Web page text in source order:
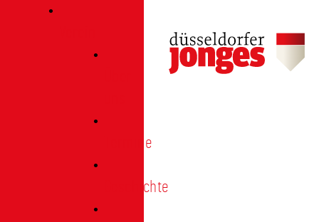
Termine
Geschichte